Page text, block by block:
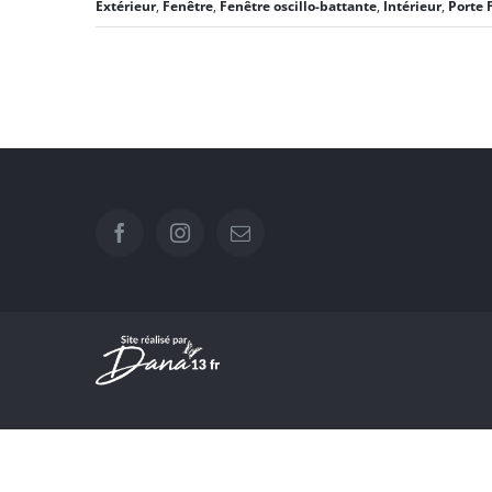
Extérieur, Fenêtre, Fenêtre oscillo-battante, Intérieur, Porte